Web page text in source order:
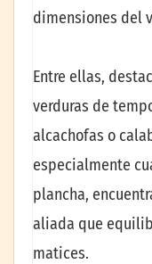
dimensiones del
Entre ellas,
verduras de
alcachofas o
especialmente
plancha,
aliada que
matices.